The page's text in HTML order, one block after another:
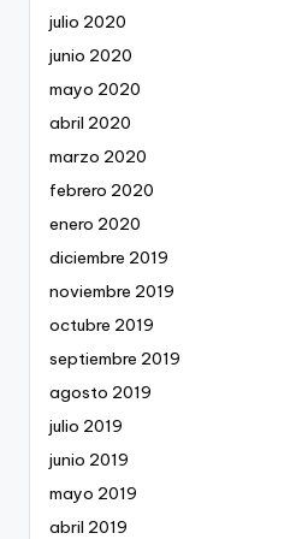
julio 2020
junio 2020
mayo 2020
abril 2020
marzo 2020
febrero 2020
enero 2020
diciembre 2019
noviembre 2019
octubre 2019
septiembre 2019
agosto 2019
julio 2019
junio 2019
mayo 2019
abril 2019